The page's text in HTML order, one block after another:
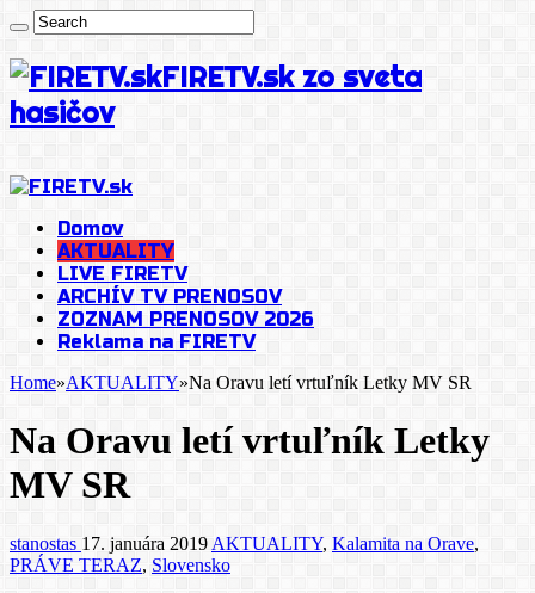
FIRETV.sk zo sveta
hasičov
Domov
AKTUALITY
LIVE FIRETV
ARCHÍV TV PRENOSOV
ZOZNAM PRENOSOV 2026
Reklama na FIRETV
Home»AKTUALITY»Na Oravu letí vrtuľník Letky MV SR
Na Oravu letí vrtuľník Letky
MV SR
stanostas 17. januára 2019 AKTUALITY, Kalamita na Orave,
PRÁVE TERAZ, Slovensko